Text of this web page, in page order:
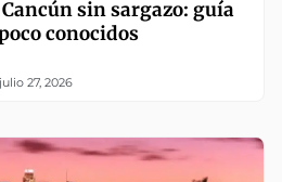
sin sargazo: guía
conocidos
julio 27, 2026